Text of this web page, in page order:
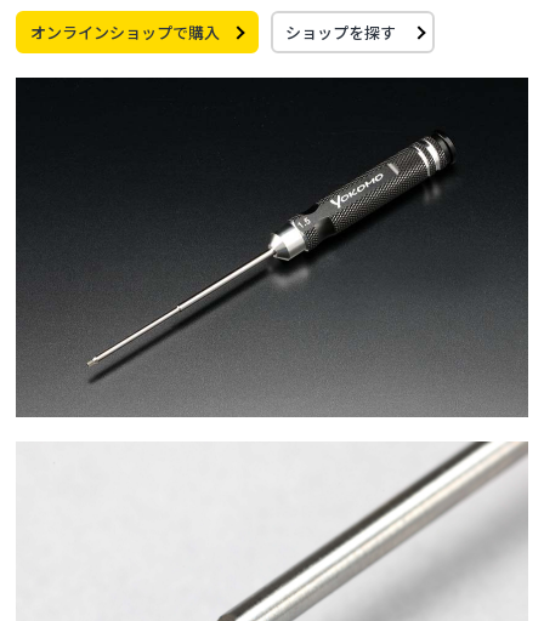
オンラインショップで購入 ショップを探す